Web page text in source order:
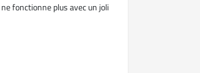
fonctionne plus avec un joli